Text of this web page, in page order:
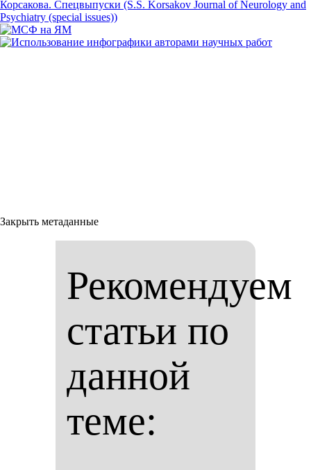
Закрыть метаданные
Рекомендуем
статьи по
данной
теме: